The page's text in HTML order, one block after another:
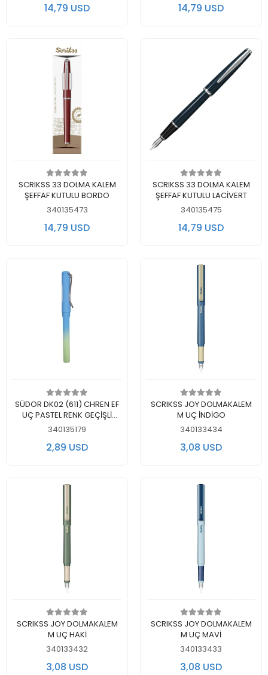
14,79 USD 14,79 USD
Add to cart
SCRIKSS 33 DOLMA KALEM
ŞEFFAF KUTULU BORDO
340135473
14,79 USD
Add to cart
SCRIKSS 33 DOLMA KALEM
ŞEFFAF KUTULU LACİVERT
340135475
14,79 USD
Add to cart
SÜDOR DK02 (611) CHREN EF
UÇ PASTEL RENK GEÇİŞLİ
DOLMA KALEM - TEKLİ
340135179
2,89 USD
Add to cart
SCRIKSS JOY DOLMAKALEM
M UÇ İNDİGO
340133434
3,08 USD
Add to cart
SCRIKSS JOY DOLMAKALEM
M UÇ HAKİ
340133432
3,08 USD
Add to cart
SCRIKSS JOY DOLMAKALEM
M UÇ MAVİ
340133433
3,08 USD